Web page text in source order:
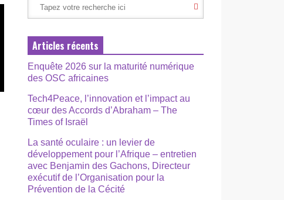
Articles récents
Enquête 2026 sur la maturité numérique
des OSC africaines
Tech4Peace, l’innovation et l’impact au
cœur des Accords d’Abraham – The
Times of Israël
La santé oculaire : un levier de
développement pour l’Afrique – entretien
avec Benjamin des Gachons, Directeur
exécutif de l’Organisation pour la
Prévention de la Cécité